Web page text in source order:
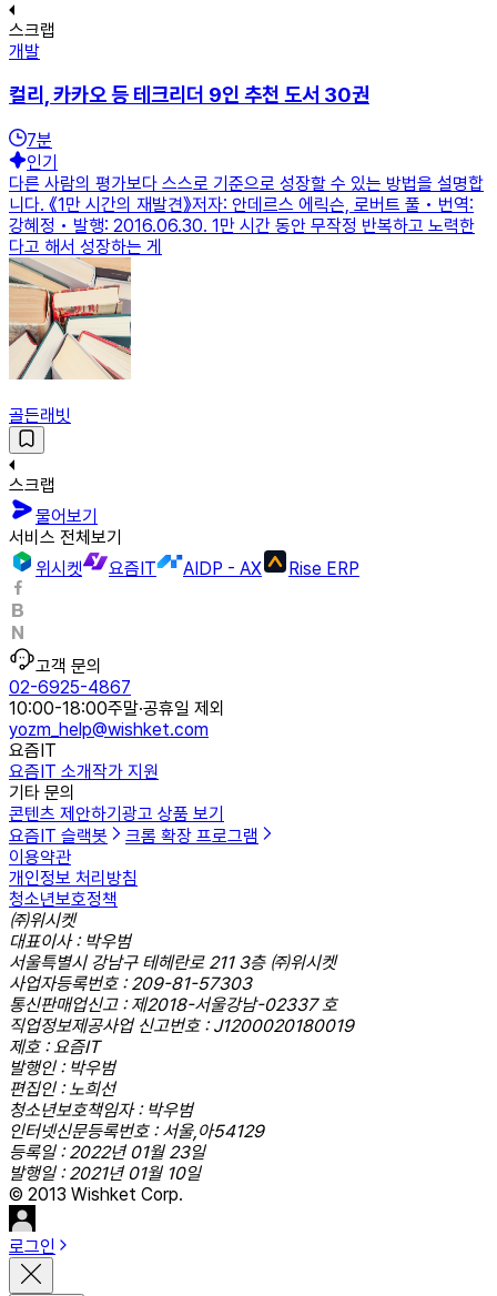
스크랩
개발
컬리, 카카오 등 테크리더 9인 추천 도서 30권
7분
인기
다른 사람의 평가보다 스스로 기준으로 성장할 수 있는 방법을 설명합
니다. 《1만 시간의 재발견》저자: 안데르스 에릭슨, 로버트 풀 • 번역:
강혜정 • 발행: 2016.06.30. 1만 시간 동안 무작정 반복하고 노력한
다고 해서 성장하는 게
골든래빗
스크랩
물어보기
서비스 전체보기
위시켓
요즘IT AIDP - AX Rise ERP
고객 문의
02-6925-4867
10:00-18:00주말·공휴일 제외
yozm_help@wishket.com
요즘IT
요즘IT 소개작가 지원
기타 문의
콘텐츠 제안하기 광고 상품 보기
요즘IT 슬랙봇
크롬 확장 프로그램
이용약관
개인정보 처리방침
청소년보호정책
㈜위시켓
대표이사 : 박우범
서울특별시 강남구 테헤란로 211 3층 ㈜위시켓
사업자등록번호 : 209-81-57303
통신판매업신고 : 제2018-서울강남-02337 호
직업정보제공사업 신고번호 : J1200020180019
제호 : 요즘IT
발행인 : 박우범
편집인 : 노희선
청소년보호책임자 : 박우범
인터넷신문등록번호 : 서울,아54129
등록일 : 2022년 01월 23일
발행일 : 2021년 01월 10일
© 2013 Wishket Corp.
로그인